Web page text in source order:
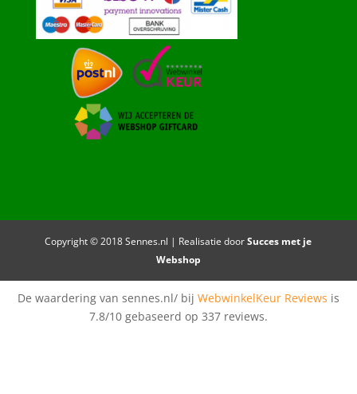
Copyright © 2018 Sennes.nl | Realisatie doorSucces met je
Webshop
De waardering van sennes.nl/ bij WebwinkelKeur Reviews is
7.8/10 gebaseerd op 337 reviews.